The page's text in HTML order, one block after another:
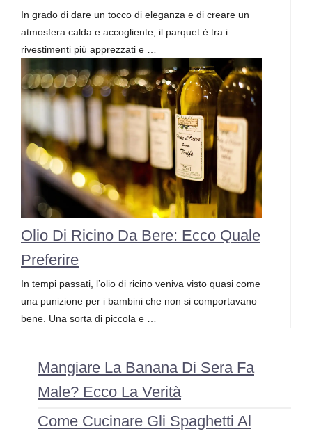
In grado di dare un tocco di eleganza e di creare un
atmosfera calda e accogliente, il parquet è tra i
rivestimenti più apprezzati e …
Olio Di Ricino Da Bere: Ecco Quale
Preferire
In tempi passati, l’olio di ricino veniva visto quasi come
una punizione per i bambini che non si comportavano
bene. Una sorta di piccola e …
Mangiare La Banana Di Sera Fa
Male? Ecco La Verità
Come Cucinare Gli Spaghetti Al